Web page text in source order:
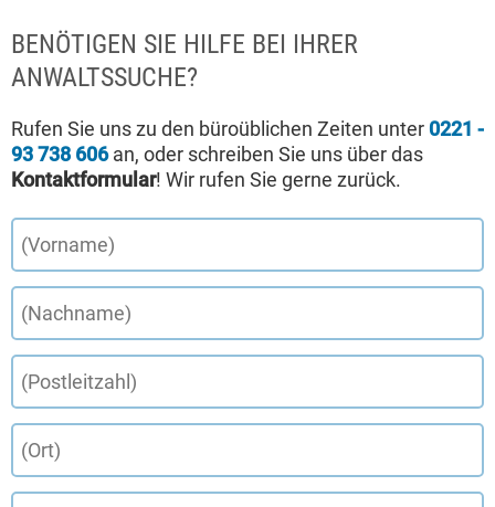
BENÖTIGEN SIE HILFE BEI IHRER
ANWALTSSUCHE?
Rufen Sie uns zu den büroüblichen Zeiten unter 0221 -
93 738 606an, oder schreiben Sie uns über das
Kontaktformular! Wir rufen Sie gerne zurück.